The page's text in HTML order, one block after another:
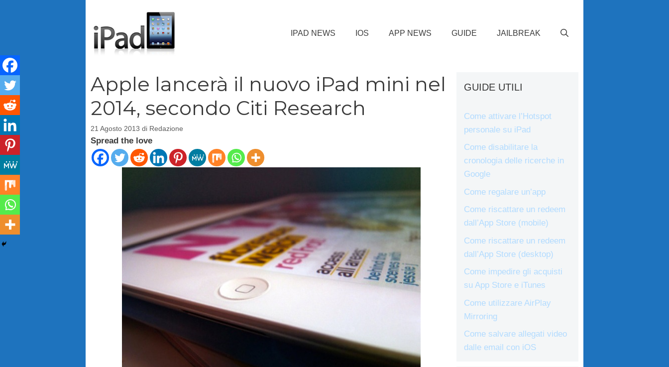
IPAD NEWS IOS APP NEWS GUIDE JAILBREAK
Apple lancerà il nuovo iPad mini nel
2014, secondo Citi Research
21 Agosto 2013 di Redazione
Spread the love
GUIDE UTILI
Come attivare l’Hotspot
personale su iPad
Come disabilitare la
cronologia delle ricerche in
Google
Come regalare un’app
Come riscattare un redeem
dall’App Store (mobile)
Come riscattare un redeem
dall’App Store (desktop)
Come impedire gli acquisti
su App Store e iTunes
Come utilizzare AirPlay
Mirroring
Come salvare allegati video
dalle email con iOS